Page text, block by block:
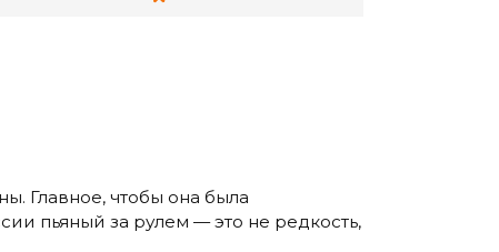
Главное, чтобы она была
пьяный за рулем — это не редкость,